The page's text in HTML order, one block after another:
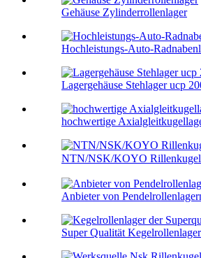
Gehäuse Zylinderrollenlager
Hochleistungs-Auto-
Lagergehäuse Stehlager ucp
hochwertige
NTN/NSK/KOYO
Anbieter von
Super Qualität